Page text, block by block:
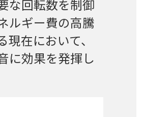
な回転数を制御
ルギー費の高騰
在において、
に効果を発揮し